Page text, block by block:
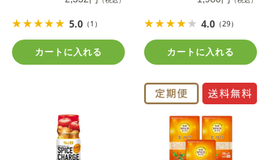
5.0 （1）
カートに入れる
4.0 （29）
カートに入れる